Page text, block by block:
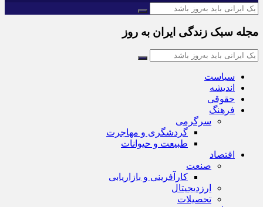
مجله سبک زندگی ایران به روز
سیاست
اندیشه
حقوقی
فرهنگ
سرگرمی
گردشگری و مهاجرت
طبیعت و حیوانات
اقتصاد
صنعت
کارآفرینی و بازاریابی
ارزدیجیتال
تحصیلات